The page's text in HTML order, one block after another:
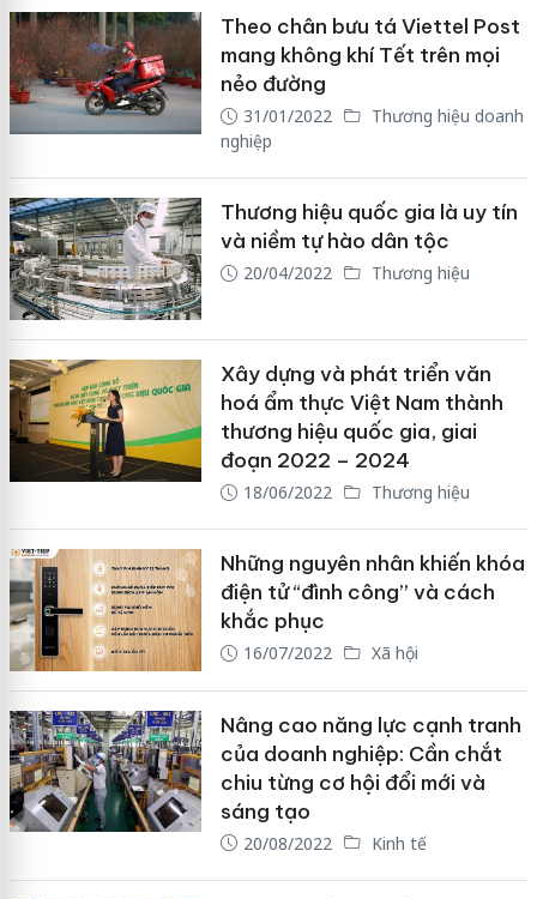
Theo chân bưu tá Viettel Post
mang không khí Tết trên mọi
nẻo đường
31/01/2022
Thương hiệu doanh
nghiệp
Thương hiệu quốc gia là uy tín
và niềm tự hào dân tộc
20/04/2022 Thương hiệu
Xây dựng và phát triển văn
hoá ẩm thực Việt Nam thành
thương hiệu quốc gia, giai
đoạn 2022 – 2024
18/06/2022 Thương hiệu
Những nguyên nhân khiến khóa
điện tử “đình công” và cách
khắc phục
16/07/2022 Xã hội
Nâng cao năng lực cạnh tranh
của doanh nghiệp: Cần chắt
chiu từng cơ hội đổi mới và
sáng tạo
20/08/2022 Kinh tế